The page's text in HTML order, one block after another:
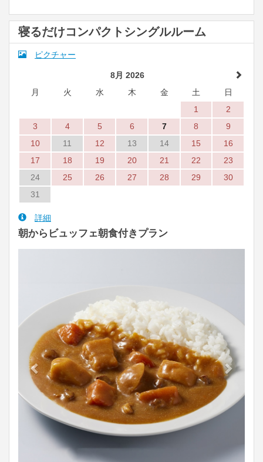
寝るだけコンパクトシングルルーム
ピクチャー
8月 2026
月
火 水 木 金 土
日
1
2
3
4 5 6 7 8
9
10
11 12 13 14 15
16
17
18 19 20 21 22
23
24
25 26 27 28 29
30
31
詳細
朝からビュッフェ朝食付きプラン